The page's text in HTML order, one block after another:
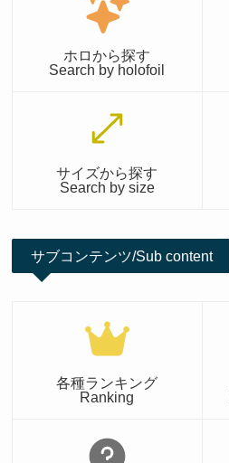
ホロから探す
Search by holofoil
サイズから探す
Search by size
サブコンテンツ/Sub content
各種ランキング
Ranking